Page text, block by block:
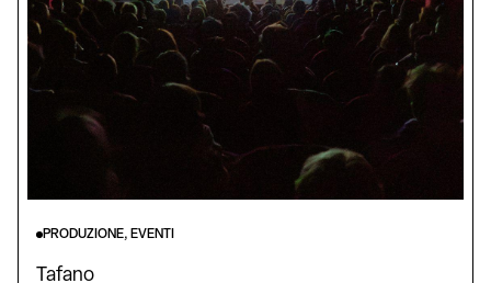
PRODUZIONE, EVENTI
Tafano